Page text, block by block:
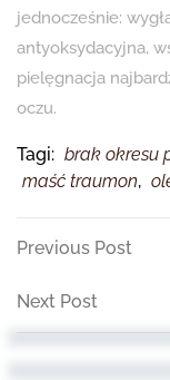
jednocześnie:
antyoksydacyjna,
pielęgnacja
oczu.
Tagi: brak okresu
maść traumon,
Nawigacja
wpisu
Previous
Previous Post
Next
Post
Next Post